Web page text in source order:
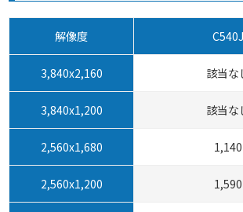
解像度 C540J
3,840x2,160 該当な
3,840x1,200 該当な
2,560x1,680 1,140
2,560x1,200 1,590